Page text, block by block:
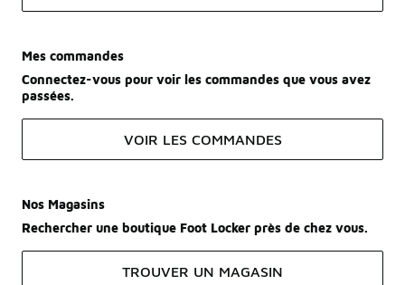
Mes commandes
Connectez-vous pour voir les commandes que vous avez
passées.
VOIR LES COMMANDES
Nos Magasins
Rechercher une boutique Foot Locker près de chez vous.
TROUVER UN MAGASIN